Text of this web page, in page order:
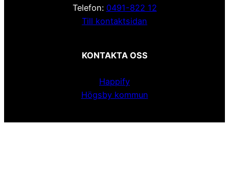
Telefon: 0491-822 12
Till kontaktsidan
KONTAKTA OSS
Happify
Högsby kommun